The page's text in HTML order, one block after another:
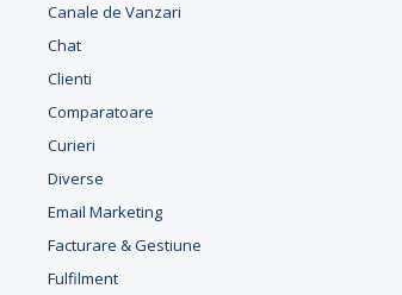
Canale de Vanzari
Chat
Clienti
Comparatoare
Curieri
Diverse
Email Marketing
Facturare & Gestiune
Fulfilment